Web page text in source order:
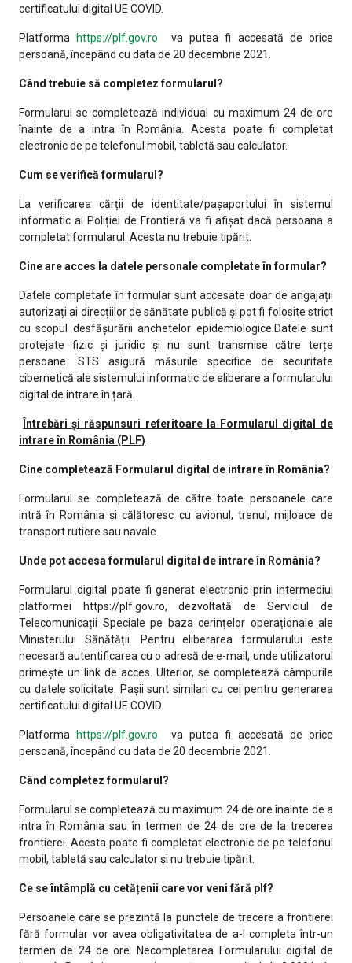
certificatului digital UE COVID.
Platforma https://plf.gov.ro va putea fi accesată de orice
persoană, începând cu data de 20 decembrie 2021.
Când trebuie să completez formularul?
Formularul se completează individual cu maximum 24 de ore
înainte de a intra în România. Acesta poate fi completat
electronic de pe telefonul mobil, tabletă sau calculator.
Cum se verifică formularul?
La verificarea cărții de identitate/pașaportului în sistemul
informatic al Poliției de Frontieră va fi afișat dacă persoana a
completat formularul. Acesta nu trebuie tipărit.
Cine are acces la datele personale completate în formular?
Datele completate în formular sunt accesate doar de angajații
autorizați ai direcțiilor de sănătate publică și pot fi folosite strict
cu scopul desfășurării anchetelor epidemiologice.Datele sunt
protejate fizic și juridic și nu sunt transmise către terțe
persoane. STS asigură măsurile specifice de securitate
cibernetică ale sistemului informatic de eliberare a formularului
digital de intrare în țară.
Întrebări și răspunsuri referitoare la Formularul digital de
intrare în România (PLF)
Cine completează Formularul digital de intrare în România?
Formularul se completează de către toate persoanele care
intră în România și călătoresc cu avionul, trenul, mijloace de
transport rutiere sau navale.
Unde pot accesa formularul digital de intrare în România?
Formularul digital poate fi generat electronic prin intermediul
platformei https://plf.gov.ro, dezvoltată de Serviciul de
Telecomunicații Speciale pe baza cerințelor operaționale ale
Ministerului Sănătății. Pentru eliberarea formularului este
necesară autentificarea cu o adresă de e-mail, unde utilizatorul
primește un link de acces. Ulterior, se completează câmpurile
cu datele solicitate. Pașii sunt similari cu cei pentru generarea
certificatului digital UE COVID.
Platforma https://plf.gov.ro va putea fi accesată de orice
persoană, începând cu data de 20 decembrie 2021.
Când completez formularul?
Formularul se completează cu maximum 24 de ore înainte de a
intra în România sau în termen de 24 de ore de la trecerea
frontierei. Acesta poate fi completat electronic de pe telefonul
mobil, tabletă sau calculator și nu trebuie tipărit.
Ce se întâmplă cu cetățenii care vor veni fără plf?
Persoanele care se prezintă la punctele de trecere a frontierei
fără formular vor avea obligativitatea de a-l completa într-un
termen de 24 de ore. Necompletarea Formularului digital de